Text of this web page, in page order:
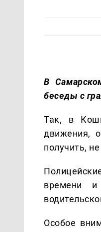
В
беседы с
Так, в
движения,
получить,
времени и
Особое